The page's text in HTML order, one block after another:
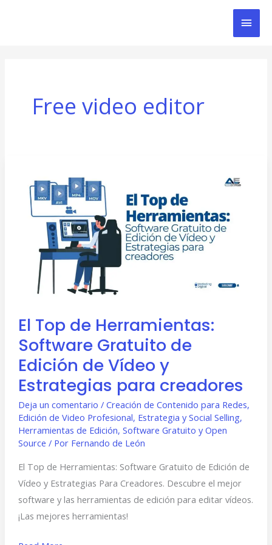
Free video editor
El Top de Herramientas:
Software Gratuito de
Edición de Vídeo y
Estrategias para creadores
Deja un comentario / Creación de Contenido para Redes,
Edición de Video Profesional, Estrategia y Social Selling,
Herramientas de Edición, Software Gratuito y Open
Source / Por Fernando de León
El Top de Herramientas: Software Gratuito de Edición de
Vídeo y Estrategias Para Creadores. Descubre el mejor
software y las herramientas de edición para editar vídeos.
¡Las mejores herramientas!
Top
Herramientas:
Software
Gratuito
Edición
Vídeo
y
Estrategias
para
creadores